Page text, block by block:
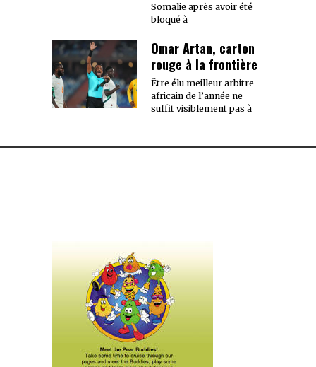
Somalie après avoir été
bloqué à
Omar Artan, carton
rouge à la frontière
Être élu meilleur arbitre
africain de l’année ne
suffit visiblement pas à